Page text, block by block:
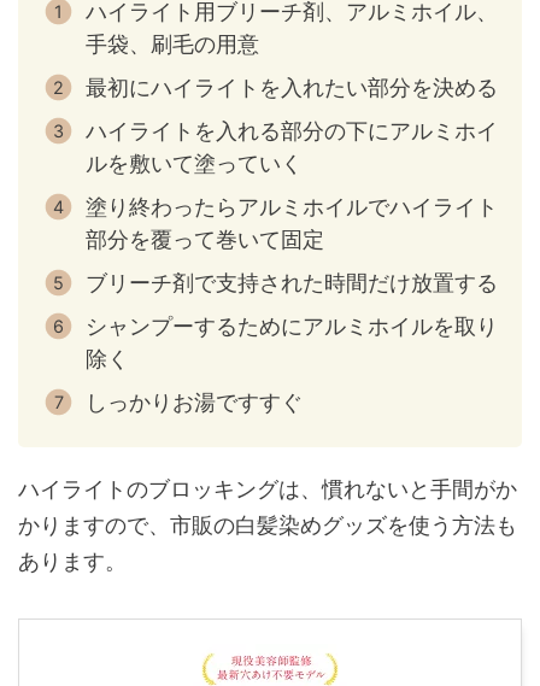
ハイライト用ブリーチ剤、アルミホイル、
手袋、刷毛の用意
最初にハイライトを入れたい部分を決める
ハイライトを入れる部分の下にアルミホイ
ルを敷いて塗っていく
塗り終わったらアルミホイルでハイライト
部分を覆って巻いて固定
ブリーチ剤で支持された時間だけ放置する
シャンプーするためにアルミホイルを取り
除く
しっかりお湯ですすぐ
ハイライトのブロッキングは、慣れないと手間がか
かりますので、市販の白髪染めグッズを使う方法も
あります。